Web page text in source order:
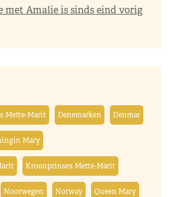
met Amalie is sinds eind vorig
Mette-Marit Denemarken Denmar
Mary
Kroonprinses Mette-Marit
Noorwegen Norway Queen Mary